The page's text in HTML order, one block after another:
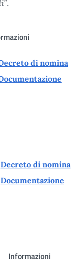
.
di nomina
Decreto di nomina
Documentazione
Informazioni